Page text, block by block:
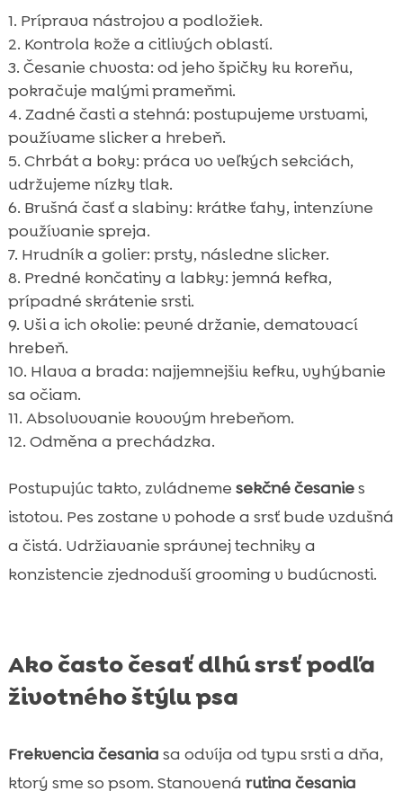
Príprava nástrojov a podložiek.
Kontrola kože a citlivých oblastí.
Česanie chvosta: od jeho špičky ku koreňu,
pokračuje malými prameňmi.
Zadné časti a stehná: postupujeme vrstvami,
používame slicker a hrebeň.
Chrbát a boky: práca vo veľkých sekciách,
udržujeme nízky tlak.
Brušná časť a slabiny: krátke ťahy, intenzívne
používanie spreja.
Hrudník a golier: prsty, následne slicker.
Predné končatiny a labky: jemná kefka,
prípadné skrátenie srsti.
Uši a ich okolie: pevné držanie, dematovací
hrebeň.
Hlava a brada: najjemnejšiu kefku, vyhýbanie
sa očiam.
Absolvovanie kovovým hrebeňom.
Odměna a prechádzka.
Postupujúc takto, zvládneme sekčné česanies
istotou. Pes zostane v pohode a srsť bude vzdušná
a čistá. Udržiavanie správnej techniky a
konzistencie zjednoduší grooming v budúcnosti.
Ako často česať dlhú srsť podľa
životného štýlu psa
Frekvencia česania sa odvíja od typu srsti a dňa,
ktorý sme so psom. Stanovená rutina česania